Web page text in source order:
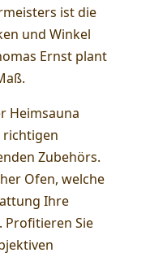
ist die
und Winkel
Ernst plant
Heimsauna
richtigen
Zubehörs.
Ofen, welche
Ihre
Profitieren Sie